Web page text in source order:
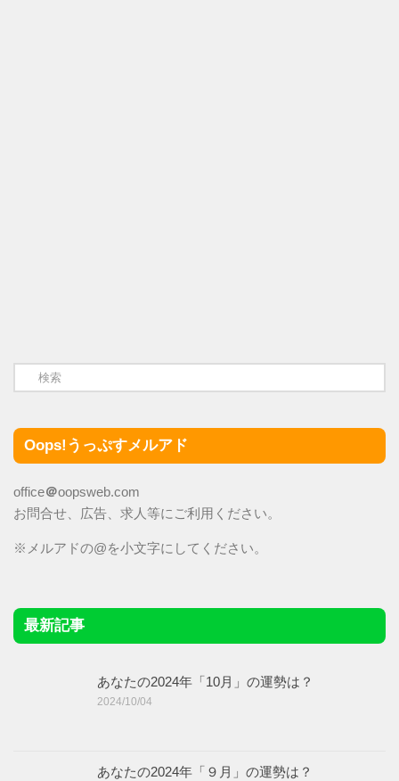
Oops!うっぷすメルアド
office＠oopsweb.com
お問合せ、広告、求人等にご利用ください。
※メルアドの@を小文字にしてください。
最新記事
あなたの2024年「10月」の運勢は？
2024/10/04
あなたの2024年「９月」の運勢は？